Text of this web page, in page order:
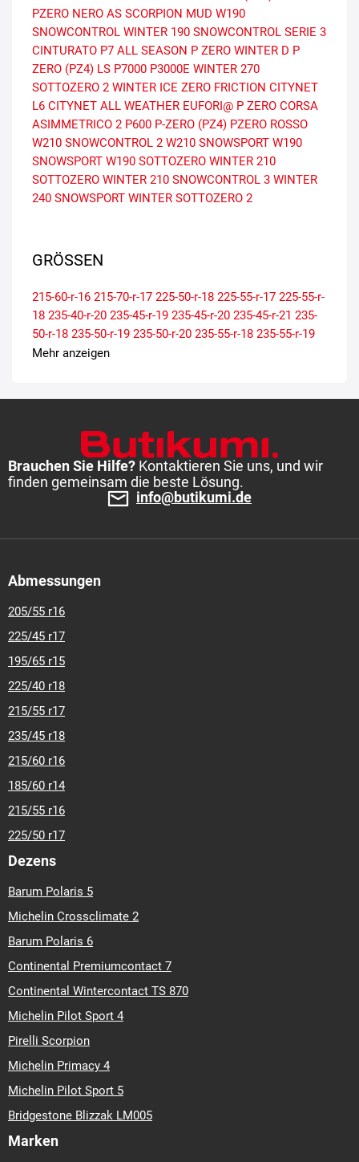
PZERO NERO AS SCORPION MUD W190
SNOWCONTROL WINTER 190 SNOWCONTROL SERIE 3
CINTURATO P7 ALL SEASON P ZERO WINTER D P
ZERO (PZ4) LS P7000 P3000E WINTER 270
SOTTOZERO 2 WINTER ICE ZERO FRICTION CITYNET
L6 CITYNET ALL WEATHER EUFORI@ P ZERO CORSA
ASIMMETRICO 2 P600 P-ZERO (PZ4) PZERO ROSSO
W210 SNOWCONTROL 2 W210 SNOWSPORT W190
SNOWSPORT W190 SOTTOZERO WINTER 210
SOTTOZERO WINTER 210 SNOWCONTROL 3 WINTER
240 SNOWSPORT WINTER SOTTOZERO 2
GRÖSSEN
215-60-r-16 215-70-r-17 225-50-r-18 225-55-r-17 225-55-r-
18 235-40-r-20 235-45-r-19 235-45-r-20 235-45-r-21 235-
50-r-18 235-50-r-19 235-50-r-20 235-55-r-18 235-55-r-19
235-60-r-18 235-60-r-19
Mehr anzeigen
Brauchen Sie Hilfe? Kontaktieren Sie uns, und wir
finden gemeinsam die beste Lösung.
info@butikumi.de
Abmessungen
205/55 r16
225/45 r17
195/65 r15
225/40 r18
215/55 r17
235/45 r18
215/60 r16
185/60 r14
215/55 r16
225/50 r17
Dezens
Barum Polaris 5
Michelin Crossclimate 2
Barum Polaris 6
Continental Premiumcontact 7
Continental Wintercontact TS 870
Michelin Pilot Sport 4
Pirelli Scorpion
Michelin Primacy 4
Michelin Pilot Sport 5
Bridgestone Blizzak LM005
Marken